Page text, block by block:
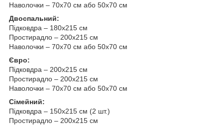
Наволочки – 70х70 см або 50х70 см
Двоспальний:
Підковдра – 180х215 см
Простирадло – 200х215 см
Наволочки – 70х70 см або 50х70 см
Євро:
Підковдра – 200х215 см
Простирадло – 200х215 см
Наволочки – 70х70 см або 50х70 см
Сімейний:
Підковдра – 150х215 см (2 шт.)
Простирадло – 200х215 см